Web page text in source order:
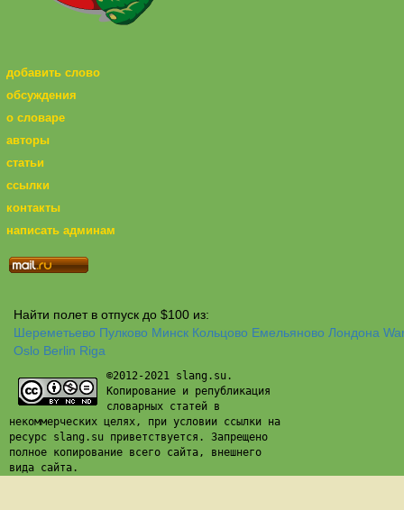
добавить слово
обсуждения
о словаре
авторы
статьи
ссылки
контакты
написать админам
Найти полет в отпуск до $100 из:
Шереметьево Пулково Минск Кольцово Емельяново Лондона
Oslo Berlin Riga
©2012-2021 slang.su.
Копирование и републикация
словарных статей в
некоммерческих целях, при условии ссылки на
ресурс slang.su приветствуется. Запрещено
полное копирование всего сайта, внешнего
вида сайта.